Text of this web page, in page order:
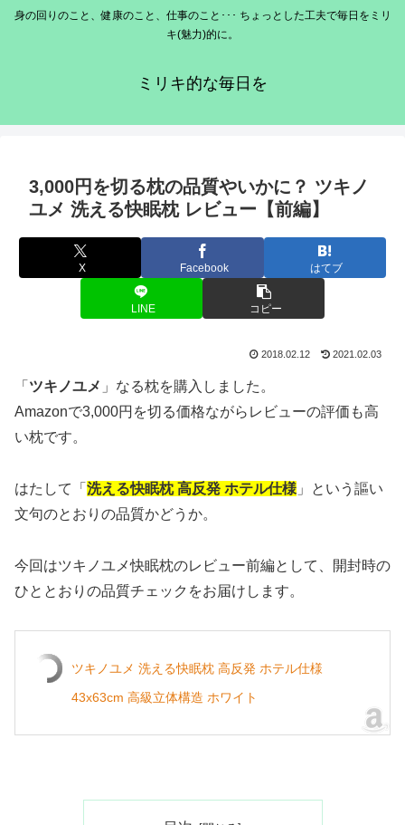
身の回りのこと、健康のこと、仕事のこと･･･ ちょっとした工夫で毎日をミリ
キ(魅力)的に。
ミリキ的な毎日を
3,000円を切る枕の品質やいかに？ ツキノ
ユメ 洗える快眠枕 レビュー【前編】
X Facebook はてブ
LINE コピー
2018.02.12 2021.02.03
「 ツキノユメ 」なる枕を購入しました。
Amazonで3,000円を切る価格ながらレビューの評価も高
い枕です。
はたして「 洗える快眠枕 高反発 ホテル仕様 」という謳い
文句のとおりの品質かどうか。
今回はツキノユメ快眠枕のレビュー前編として、開封時の
ひととおりの品質チェックをお届けします。
ツキノユメ 洗える快眠枕 高反発 ホテル仕様
43x63cm 高級立体構造 ホワイト